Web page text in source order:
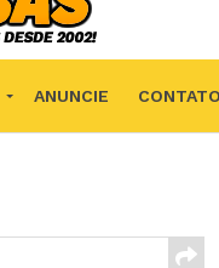
ANUNCIE CONTATO